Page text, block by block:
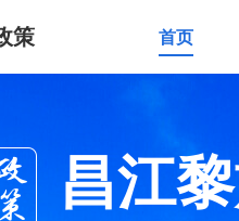
策 首页
昌江